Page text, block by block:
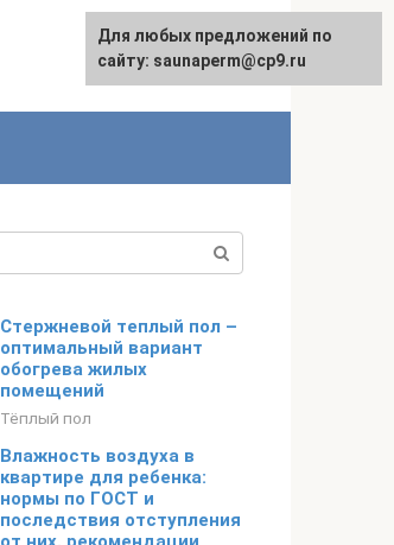
Стержневой теплый пол –
оптимальный вариант
обогрева жилых
помещений
Тёплый пол
Влажность воздуха в
квартире для ребенка:
нормы по ГОСТ и
последствия отступления
Для любых предложений по
сайту: saunaperm@cp9.ru